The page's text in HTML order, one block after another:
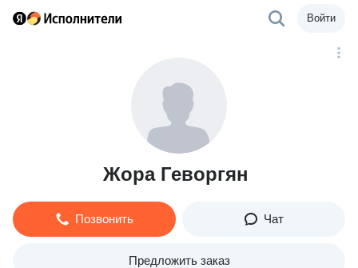
Войти
Жора Геворгян
Позвонить Чат
Предложить заказ